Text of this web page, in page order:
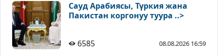
Сауд Арабиясы, Түркия жана
Пакистан коргонуу туура ..>
6585 08.08.2026 16:59